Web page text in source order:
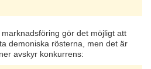
gör det möjligt att
demoniska rösterna, men det är
avskyr konkurrens: